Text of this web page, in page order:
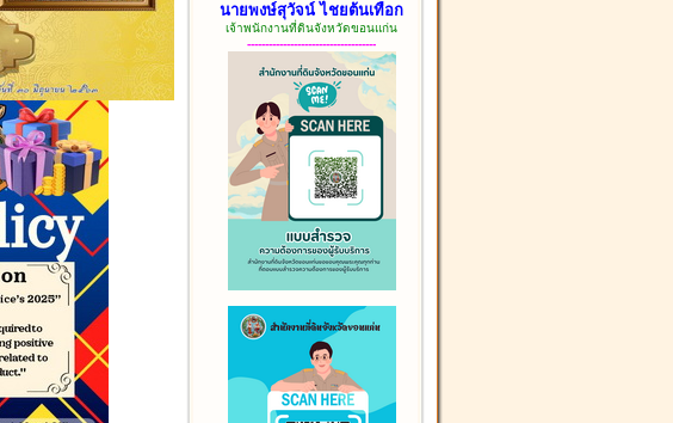
นายพงษ์สุวัจน์ ไชยต้นเทือก
เจ้าพนักงานที่ดินจังหวัดขอนแก่น
------------------------------------